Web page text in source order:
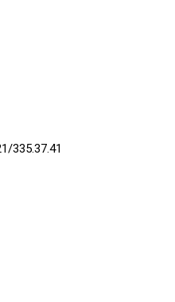
335.37.41